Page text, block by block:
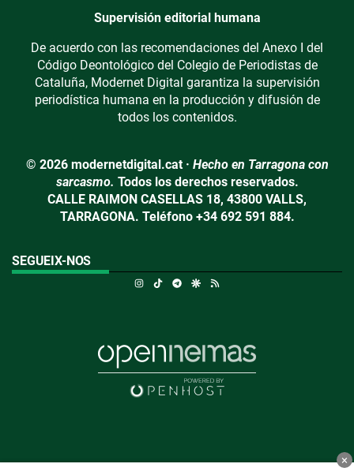
Supervisión editorial humana
De acuerdo con las recomendaciones del Anexo I del
Código Deontológico del Colegio de Periodistas de
Cataluña, Modernet Digital garantiza la supervisión
periodística humana en la producción y difusión de
todos los contenidos.
© 2026 modernetdigital.cat · Hecho en Tarragona con
sarcasmo. Todos los derechos reservados.
CALLE RAIMON CASELLAS 18, 43800 VALLS,
TARRAGONA. Teléfono +34 692 591 884.
SEGUEIX-NOS
Instagram
TikTokTelegramGoogle Discover
×